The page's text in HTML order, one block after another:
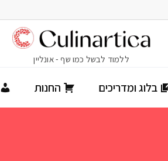
בלוג ומדריכים החנות